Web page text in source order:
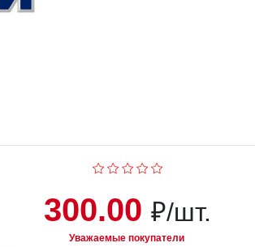
300.00₽/шт.
Уважаемые покупатели